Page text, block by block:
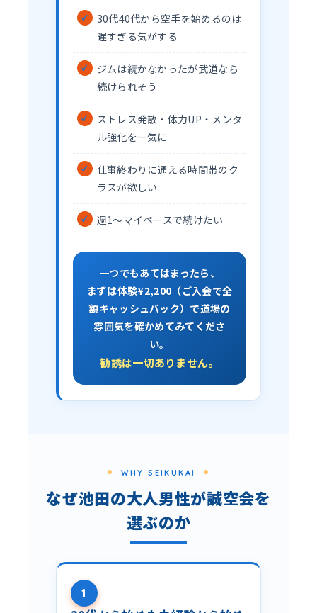
30代40代から空手を始めるのは
遅すぎる気がする
ジムは続かなかったが武道なら
続けられそう
ストレス発散・体力UP・メンタ
ル強化を一気に
仕事終わりに通える時間帯のク
ラスが欲しい
週1〜マイペースで続けたい
一つでもあてはまったら、
まずは体験¥2,200（ご入会で全
額キャッシュバック）で道場の
雰囲気を確かめてみてくださ
い。
勧誘は一切ありません。
WHY SEIKUKAI
なぜ池田の大人男性が誠空会を
選ぶのか
1